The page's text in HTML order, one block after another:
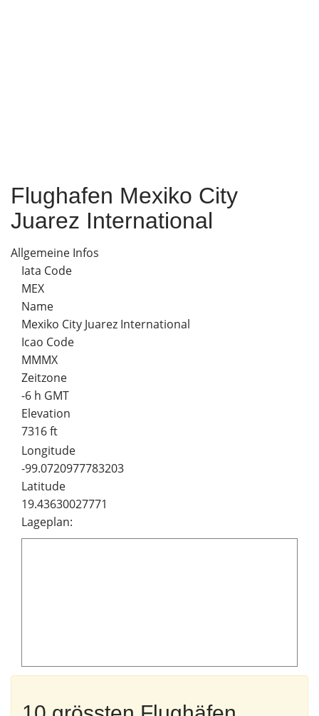
Flughafen Mexiko City
Juarez International
Allgemeine Infos
Iata Code
MEX
Name
Mexiko City Juarez International
Icao Code
MMMX
Zeitzone
-6 h GMT
Elevation
7316 ft
Longitude
-99.0720977783203
Latitude
19.43630027771
Lageplan: